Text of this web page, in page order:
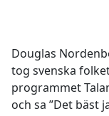
Douglas
tog svenska
programmet
och sa ”Det bäst